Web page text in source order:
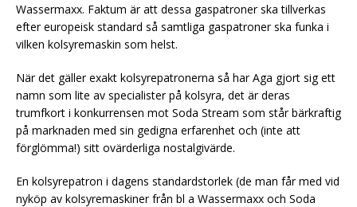
Wassermaxx. Faktum är att dessa gaspatroner ska tillverkas
efter europeisk standard så samtliga gaspatroner ska funka i
vilken kolsyremaskin som helst.
När det gäller exakt kolsyrepatronerna så har Aga gjort sig ett
namn som lite av specialister på kolsyra, det är deras
trumfkort i konkurrensen mot Soda Stream som står bärkraftig
på marknaden med sin gedigna erfarenhet och (inte att
förglömma!) sitt ovärderliga nostalgivärde.
En kolsyrepatron i dagens standardstorlek (de man får med vid
nyköp av kolsyremaskiner från bl a Wassermaxx och Soda